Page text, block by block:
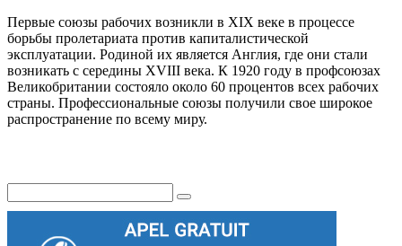
Первые союзы рабочих возникли в XIX веке в процессе
борьбы пролетариата против капиталистической
эксплуатации. Родиной их является Англия, где они стали
возникать с середины XVIII века. К 1920 году в профсоюзах
Великобритании состояло около 60 процентов всех рабочих
страны. Профессиональные союзы получили свое широкое
распространение по всему миру.